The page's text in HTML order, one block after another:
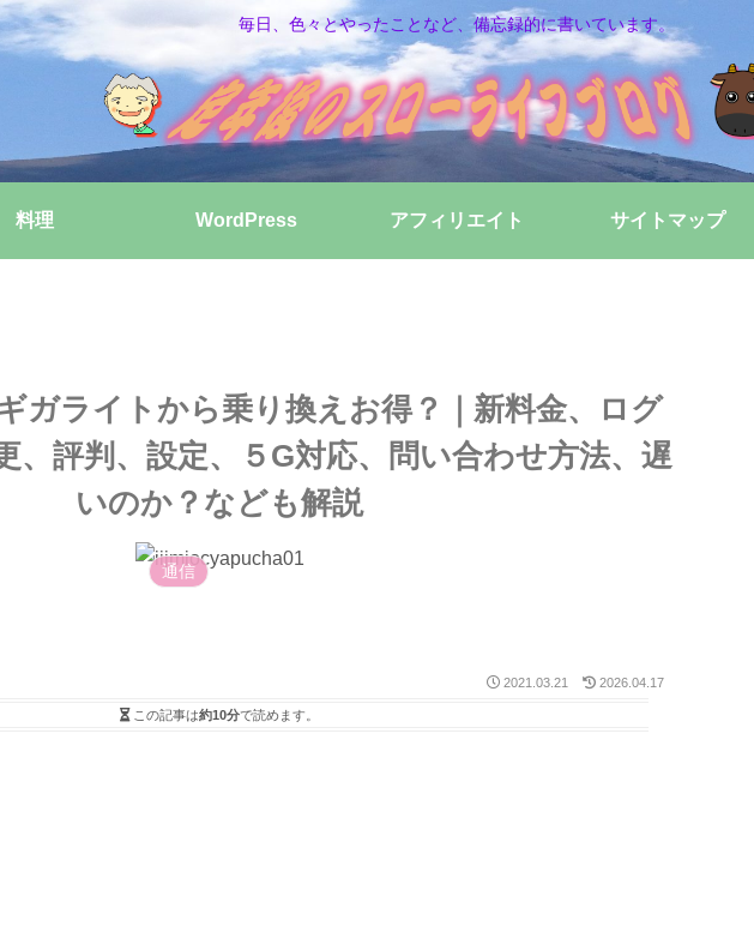
毎日、色々とやったことなど、備忘録的に書いています。
料理 WordPress アフィリエイト サイトマップ
ガライトから乗り換えお得？｜新料金、ログ
、評判、設定、５G対応、問い合わせ方法、遅
いのか？なども解説
通信
2021.03.21 2026.04.17
この記事は約10分で読めます。